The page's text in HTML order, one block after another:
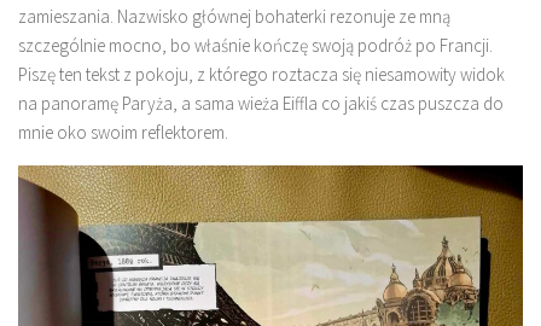
zamieszania. Nazwisko głównej bohaterki rezonuje ze mną
szczególnie mocno, bo właśnie kończę swoją podróż po Francji.
Piszę ten tekst z pokoju, z którego roztacza się niesamowity widok
na panoramę Paryża, a sama wieża Eiffla co jakiś czas puszcza do
mnie oko swoim reflektorem.